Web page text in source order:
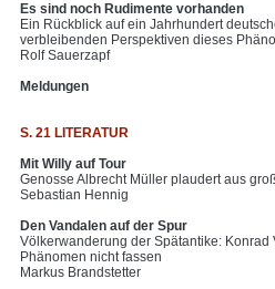
Es sind noch Rudimente vorhanden
Ein Rückblick auf ein Jahrhundert
verbleibenden Perspektiven dieses
Rolf Sauerzapf
Meldungen
S. 21 LITERATUR
Mit Willy auf Tour
Genosse Albrecht Müller plaudert aus
Sebastian Hennig
Den Vandalen auf der Spur
Völkerwanderung der Spätantike:
Phänomen nicht fassen
Markus Brandstetter